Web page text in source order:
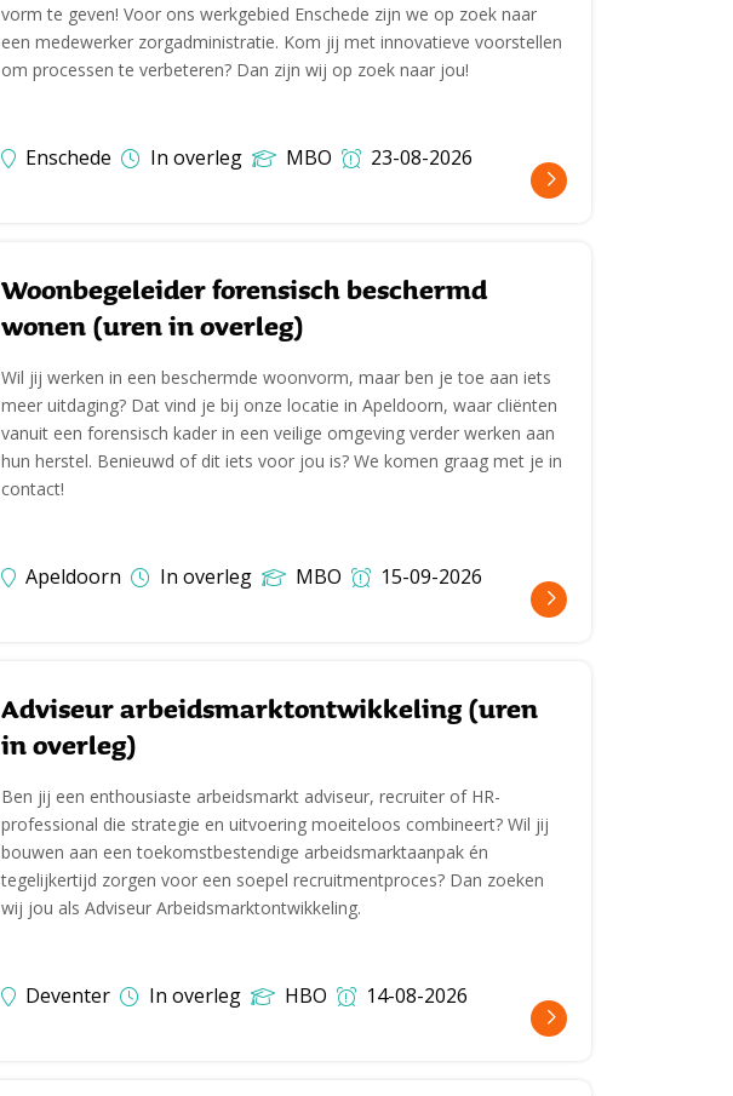
vorm te geven! Voor ons werkgebied Enschede zijn we op zoek naar
een medewerker zorgadministratie. Kom jij met innovatieve voorstellen
om processen te verbeteren? Dan zijn wij op zoek naar jou!
Enschede In overleg MBO 23-08-2026
Woonbegeleider forensisch beschermd
wonen (uren in overleg)
Wil jij werken in een beschermde woonvorm, maar ben je toe aan iets
meer uitdaging? Dat vind je bij onze locatie in Apeldoorn, waar cliënten
vanuit een forensisch kader in een veilige omgeving verder werken aan
hun herstel. Benieuwd of dit iets voor jou is? We komen graag met je in
contact!
Apeldoorn In overleg MBO 15-09-2026
Adviseur arbeidsmarktontwikkeling (uren
in overleg)
Ben jij een enthousiaste arbeidsmarkt adviseur, recruiter of HR-
professional die strategie en uitvoering moeiteloos combineert? Wil jij
bouwen aan een toekomstbestendige arbeidsmarktaanpak én
tegelijkertijd zorgen voor een soepel recruitmentproces? Dan zoeken
wij jou als Adviseur Arbeidsmarktontwikkeling.
Deventer In overleg HBO 14-08-2026